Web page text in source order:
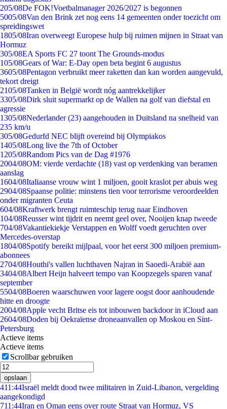
205/08De FOK!Voetbalmanager 2026/2027 is begonnen
5005/08Van den Brink zet nog eens 14 gemeenten onder toezicht om
spreidingswet
1805/08Iran overweegt Europese hulp bij ruimen mijnen in Straat van
Hormuz
305/08EA Sports FC 27 toont The Grounds-modus
105/08Gears of War: E-Day open beta begint 6 augustus
3605/08Pentagon verbruikt meer raketten dan kan worden aangevuld,
tekort dreigt
2105/08Tanken in België wordt nóg aantrekkelijker
3305/08Dirk sluit supermarkt op de Wallen na golf van diefstal en
agressie
1305/08Nederlander (23) aangehouden in Duitsland na snelheid van
235 km/u
305/08Gedurfd NEC blijft overeind bij Olympiakos
1405/08Long live the 7th of October
1205/08Random Pics van de Dag #1976
2004/08OM: vierde verdachte (18) vast op verdenking van beramen
aanslag
1604/08Italiaanse vrouw wint 1 miljoen, gooit kraslot per abuis weg
2904/08Spaanse politie: minstens tien voor terrorisme veroordeelden
onder migranten Ceuta
604/08Kraftwerk brengt ruimteschip terug naar Eindhoven
104/08Reusser wint tijdrit en neemt geel over, Nooijen knap tweede
704/08Vakantiekiekje Verstappen en Wolff voedt geruchten over
Mercedes-overstap
1804/08Spotify bereikt mijlpaal, voor het eerst 300 miljoen premium-
abonnees
2704/08Houthi's vallen luchthaven Najran in Saoedi-Arabië aan
3404/08Albert Heijn halveert tempo van Koopzegels sparen vanaf
september
5504/08Boeren waarschuwen voor lagere oogst door aanhoudende
hitte en droogte
2004/08Apple vecht Britse eis tot inbouwen backdoor in iCloud aan
2604/08Doden bij Oekraïense droneaanvallen op Moskou en Sint-
Petersburg
Actieve items
Actieve items
Scrollbar gebruiken
opslaan
411:44Israël meldt dood twee militairen in Zuid-Libanon, vergelding
aangekondigd
711:44Iran en Oman eens over route Straat van Hormuz, VS